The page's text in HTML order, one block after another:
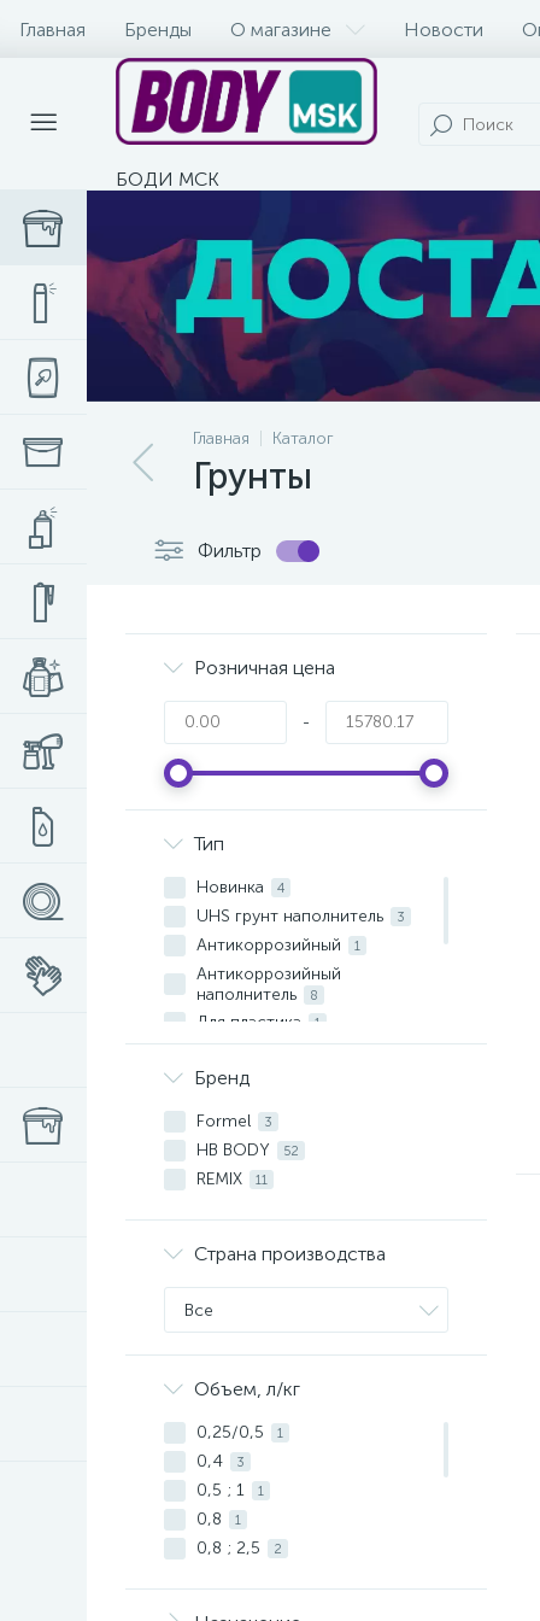
Главная Бренды О магазине Новости
БОДИ МСК
Главная Каталог
Грунты
Фильтр
Розничная цена
-
Тип
Новинка 4
UHS грунт наполнитель 3
Антикоррозийный 1
Антикоррозийный
наполнитель
8
Для пластика 1
многофункциональный 4-1
Многофункциональный 5-1
Нитроцеллюлозный
Травящий наполнитель
“Мокрый по мокрому”
Бренд
Formel 3
HB BODY 52
REMIX 11
Страна производства
Все
Объем, л/кг
0,25/0,5 1
0,4 3
0,5 ; 1 1
0,8 1
0,8 ; 2,5 2